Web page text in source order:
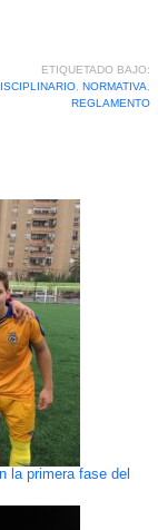
ETIQUETADO BAJO:
, NORMATIVA,
REGLAMENTO
la primera fase del